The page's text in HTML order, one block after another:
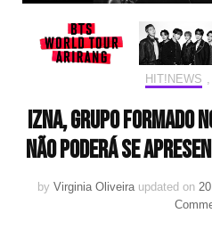
HIT!NEWS
izna, grupo formado
não poderá se
by Virginia Oliveira updated on